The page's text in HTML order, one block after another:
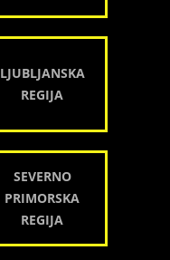
LJUBLJANSKA
REGIJA
SEVERNO
PRIMORSKA
REGIJA